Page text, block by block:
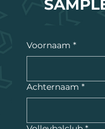
Voornaam *
Achternaam *